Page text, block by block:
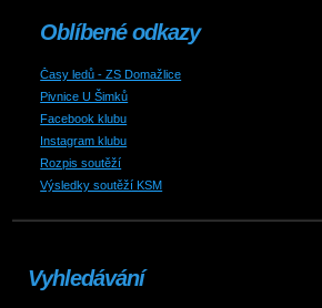
Oblíbené odkazy
Časy ledů - ZS Domažlice
Pivnice U Šimků
Facebook klubu
Instagram klubu
Rozpis soutěží
Výsledky soutěží KSM
Vyhledávání